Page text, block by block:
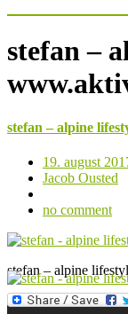
stefan –
stefan – alpine
19. august
Jacob Ousted
no comment
stefan – alpine